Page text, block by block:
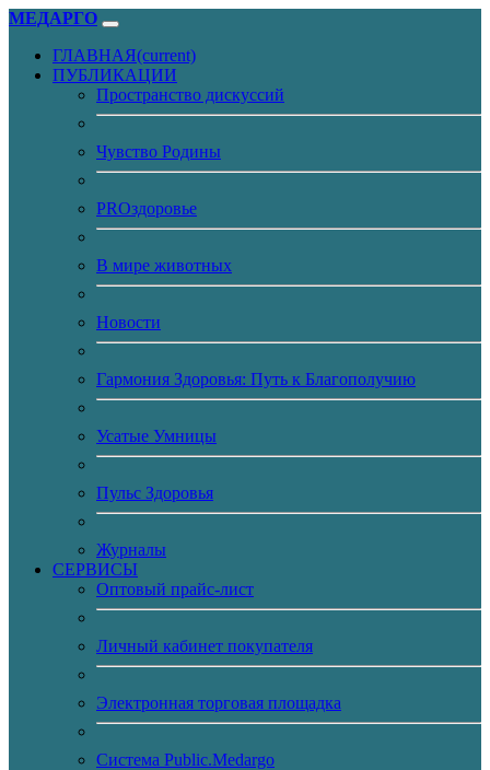
МЕДАРГО
ГЛАВНАЯ(current)
ПУБЛИКАЦИИ
Пространство дискуссий
Чувство Родины
PROздоровье
В мире животных
Новости
Гармония Здоровья: Путь к Благополучию
Усатые Умницы
Пульс Здоровья
Журналы
CЕРВИСЫ
Оптовый прайс-лист
Личный кабинет покупателя
Электронная торговая площадка
Система Public.Medargo